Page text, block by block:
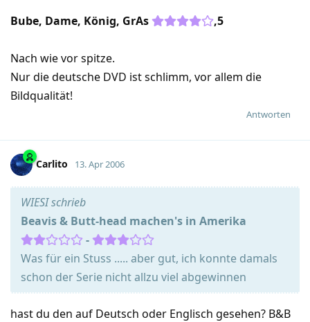
Bube, Dame, König, GrAs ,5
Nach wie vor spitze.
Nur die deutsche DVD ist schlimm, vor allem die
Bildqualität!
Antworten
Carlito 13. Apr 2006
WIESI schrieb
Beavis & Butt-head machen's in Amerika
-
Was für ein Stuss ..... aber gut, ich konnte damals
schon der Serie nicht allzu viel abgewinnen
hast du den auf Deutsch oder Englisch gesehen? B&B